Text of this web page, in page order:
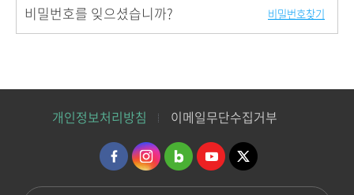
비밀번호를 잊으셨습니까?
개인정보처리방침 이메일무단수집거부